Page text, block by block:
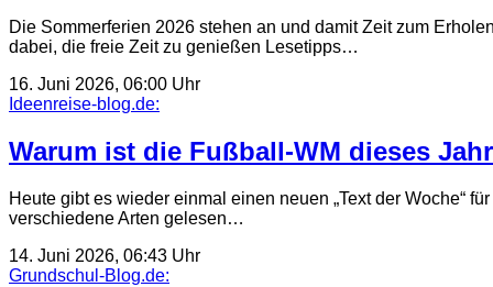
Die Sommerferien 2026 stehen an und damit Zeit zum
dabei, die freie Zeit zu genießen Lesetipps…
16. Juni 2026, 06:00 Uhr
Ideenreise-blog.de:
Warum ist die Fußball-WM dieses
Heute gibt es wieder einmal einen neuen „Text der Woche“
verschiedene Arten gelesen…
14. Juni 2026, 06:43 Uhr
Grundschul-Blog.de: